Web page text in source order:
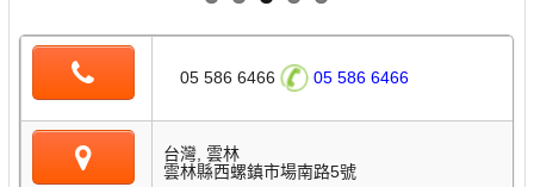
文章
動態時報
05 586 6466 05 586 6466
台灣, 雲林
雲林縣西螺鎮市場南路5號